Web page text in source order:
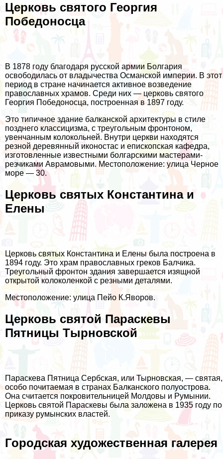
Церковь святого Георгия
Победоносца
В 1878 году благодаря русской армии Болгария
освободилась от владычества Османской империи. В этот
период в стране начинается активное возведение
православных храмов. Среди них — церковь святого
Георгия Победоносца, построенная в 1897 году.
Это типичное здание балканской архитектуры в стиле
позднего классицизма, с треугольным фронтоном,
увенчанным колокольней. Внутри церкви находятся
резной деревянный иконостас и епископская кафедра,
изготовленные известными болгарскими мастерами-
резчиками Аврамовыми. Местоположение: улица Черное
море — 30.
Церковь святых Константина и
Елены
Церковь святых Константина и Елены была построена в
1894 году. Это храм православных греков Балчика.
Треугольный фронтон здания завершается изящной
открытой колоколенкой с резными деталями.
Местоположение: улица Пейо К.Яворов.
Церковь святой Параскевы
Пятницы Тырновской
Параскева Пятница Сербская, или Тырновская, — святая,
особо почитаемая в странах Балканского полуострова.
Она считается покровительницей Молдовы и Румынии.
Церковь святой Параскевы была заложена в 1935 году по
приказу румынских властей.
Городская художественная галерея